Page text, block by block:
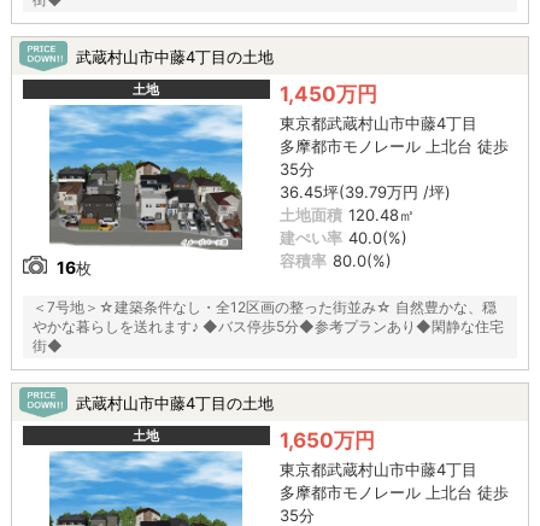
武蔵村山市中藤4丁目の土地
土地
16枚
1,450万円
東京都武蔵村山市中藤4丁目
多摩都市モノレール 上北台 徒歩
35分
36.45坪(39.79万円 /坪)
土地面積 120.48㎡
建ぺい率 40.0(%)
容積率 80.0(%)
＜7号地＞☆建築条件なし・全12区画の整った街並み☆ 自然豊かな、穏
やかな暮らしを送れます♪ ◆バス停歩5分◆参考プランあり◆閑静な住宅
街◆
武蔵村山市中藤4丁目の土地
土地 1,650万円
東京都武蔵村山市中藤4丁目
多摩都市モノレール 上北台 徒歩
35分